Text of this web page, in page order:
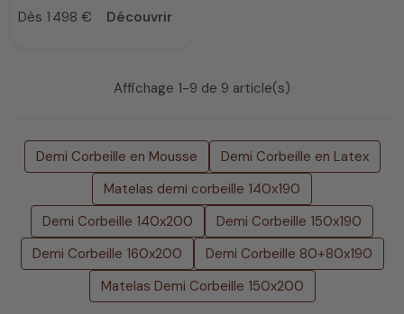
Prix
Dès 1 498 € Découvrir
Affichage 1-9 de 9 article(s)
Demi Corbeille en Mousse
Demi Corbeille en Latex
Matelas demi corbeille 140x190
Demi Corbeille 140x200
Demi Corbeille 150x190
Demi Corbeille 160x200
Demi Corbeille 80+80x190
Matelas Demi Corbeille 150x200